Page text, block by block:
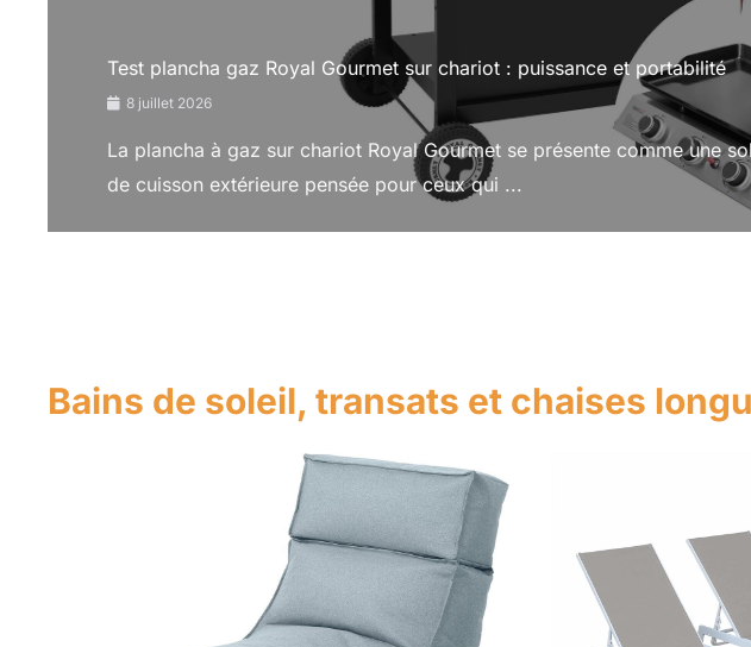
Test plancha gaz Royal Gourmet sur chariot : puissance et portabilité
8 juillet 2026
La plancha à gaz sur chariot Royal Gourmet se présente comme une
de cuisson extérieure pensée pour ceux qui ...
Bains de soleil, transats et chaises